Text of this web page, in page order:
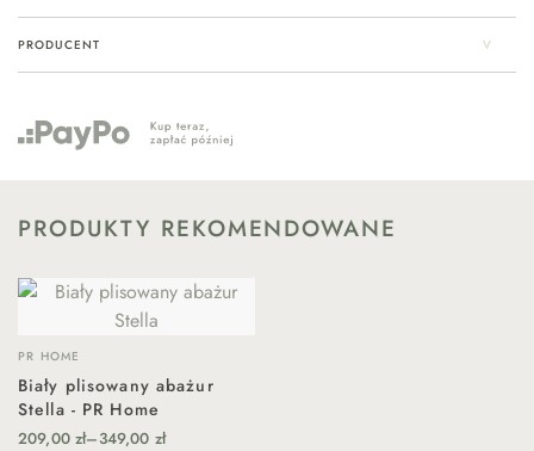
PRODUCENT
PRODUKTY REKOMENDOWANE
PR HOME
Biały plisowany abażur
Stella - PR Home
209,00zł–349,00 zł